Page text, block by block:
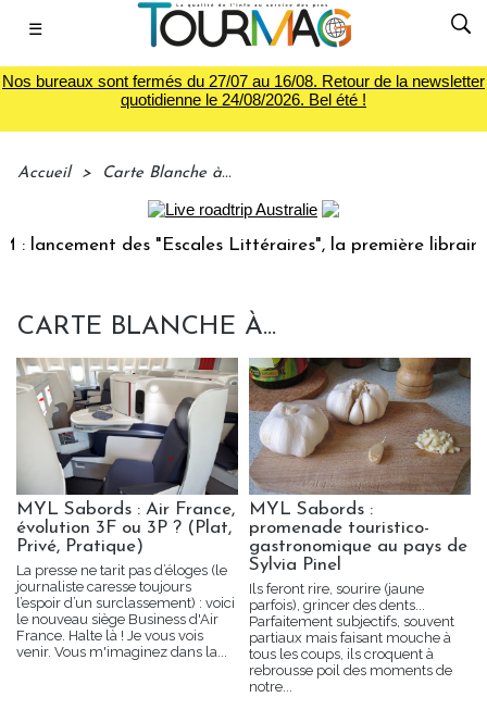
☰
Nos bureaux sont fermés du 27/07 au 16/08. Retour de la newsletter
quotidienne le 24/08/2026. Bel été !
Accueil > Carte Blanche à...
des "Escales Littéraires", la première librairie du
CARTE BLANCHE À...
MYL Sabords : Air France,
évolution 3F ou 3P ? (Plat,
Privé, Pratique)
La presse ne tarit pas d’éloges (le
journaliste caresse toujours
l’espoir d’un surclassement) : voici
le nouveau siège Business d'Air
France. Halte là ! Je vous vois
venir. Vous m'imaginez dans la...
MYL Sabords :
promenade touristico-
gastronomique au pays de
Sylvia Pinel
Ils feront rire, sourire (jaune
parfois), grincer des dents...
Parfaitement subjectifs, souvent
partiaux mais faisant mouche à
tous les coups, ils croquent à
rebrousse poil des moments de
notre...